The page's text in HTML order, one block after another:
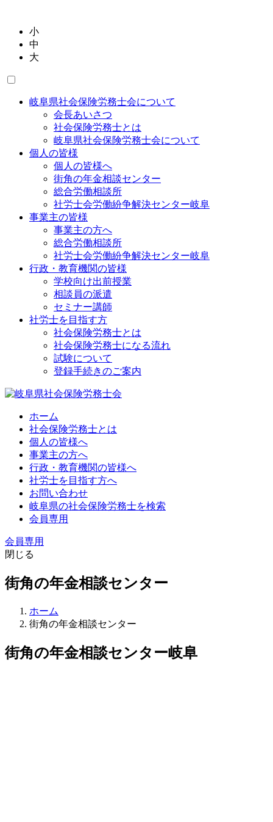
小
中
大
岐阜県社会保険労務士会について
会長あいさつ
社会保険労務士とは
岐阜県社会保険労務士会について
個人の皆様
個人の皆様へ
街角の年金相談センター
総合労働相談所
社労士会労働紛争解決センター岐阜
事業主の皆様
事業主の方へ
総合労働相談所
社労士会労働紛争解決センター岐阜
行政・教育機関の皆様
学校向け出前授業
相談員の派遣
セミナー講師
社労士を目指す方
社会保険労務士とは
社会保険労務士になる流れ
試験について
登録手続きのご案内
ホーム
社会保険労務士とは
個人の皆様へ
事業主の方へ
行政・教育機関の皆様へ
社労士を目指す方へ
お問い合わせ
岐阜県の社会保険労務士を検索
会員専用
会員専用
閉じる
街角の年金相談センター
ホーム
街角の年金相談センター
街角の年金相談センター岐阜